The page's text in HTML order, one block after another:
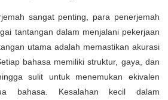
sangat penting, para penerjemah
tantangan dalam menjalani pekerjaan
utama adalah memastikan akurasi
bahasa memiliki struktur, gaya, dan
sulit untuk menemukan ekivalen
bahasa. Kesalahan kecil dalam